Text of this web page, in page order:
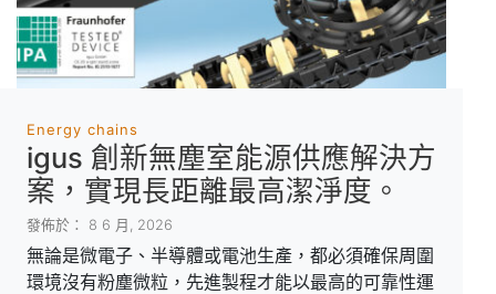
Energy chains
igus 創新無塵室能源供應解決方
案，實現長距離最高潔淨度。
發佈於： 8 6 月, 2026
無論是微電子、半導體或電池生產，都必須確保周圍
環境沒有粉塵微粒，先進製程才能以最高的可靠性運